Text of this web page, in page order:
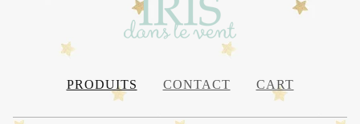
PRODUITS CONTACT CART